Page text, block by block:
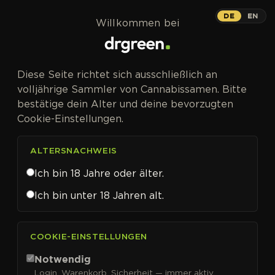
Dritter Platz beim Highlife Cannabis
Cup – mit CBD.
Medical Mass CBD
Cannabissamen von Royal
Medical Cannabis beim Highlife Cannabis Cup. Die
DE EN
Willkommen bei
Diese Seite richtet sich ausschließlich an
volljährige Sammler von Cannabissamen. Bitte
bestätige dein Alter und deine bevorzugten
Cookie-Einstellungen.
ALTERSNACHWEIS
Ich bin 18 Jahre oder älter.
Ich bin unter 18 Jahren alt.
COOKIE-EINSTELLUNGEN
Notwendig
Login, Warenkorb, Sicherheit — immer aktiv.